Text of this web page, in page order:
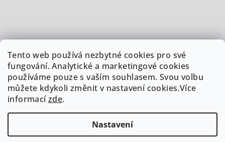
Tento web používá nezbytné cookies pro své
fungování. Analytické a marketingové cookies
používáme pouze s vaším souhlasem. Svou volbu
můžete kdykoli změnit v nastavení cookies.Více
informacízde.
Nastavení